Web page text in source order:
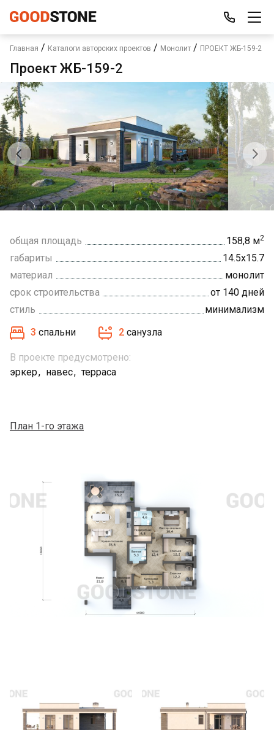
Главная / Каталоги авторских проектов / Монолит / ПРОЕКТ ЖБ-159-2
Проект ЖБ-159-2
общая площадь 158,8 м2
габариты
14.5х15.7
материал
монолит
срок строительства
от 140 дней
стиль
минимализм
3 спальни 2 санузла
В проекте предусмотрено:
эркер
навес терраса
План 1-го этажа